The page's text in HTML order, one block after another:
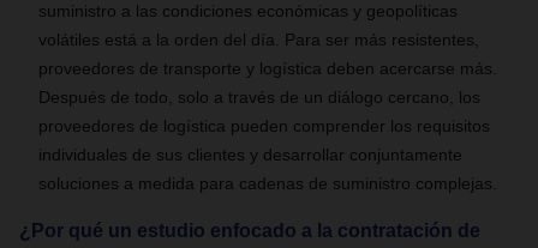
suministro a las condiciones económicas y geopolíticas
volátiles está a la orden del día. Para ser más resistentes,
proveedores de transporte y logística deben acercarse más.
Después de todo, solo a través de un diálogo cercano, los
proveedores de logística pueden comprender los requisitos
individuales de sus clientes y desarrollar conjuntamente
soluciones a medida para cadenas de suministro complejas.
¿Por qué un estudio enfocado a la contratación de